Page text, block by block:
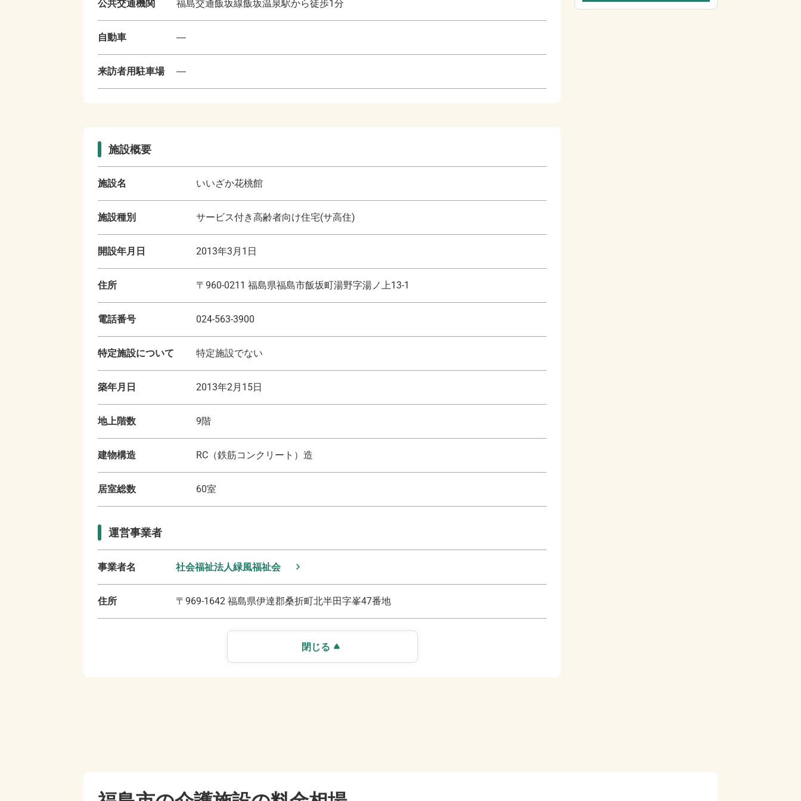
公共交通機関 福島交通飯坂線飯坂温泉駅から徒歩1分
自動車 ―
来訪者用駐車場 ―
施設概要
施設名 いいざか花桃館
施設種別 サービス付き高齢者向け住宅(サ高住)
開設年月日 2013年3月1日
住所 〒 960-0211 福島県福島市飯坂町湯野字湯ノ上13-1
電話番号 024-563-3900
特定施設について 特定施設でない
築年月日 2013年2月15日
地上階数 9階
建物構造 RC（鉄筋コンクリート）造
居室総数 60室
運営事業者
事業者名 社会福祉法人緑風福祉会
住所 〒 969-1642 福島県伊達郡桑折町北半田字峯47番地
閉じる